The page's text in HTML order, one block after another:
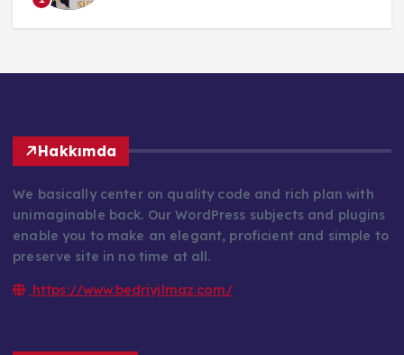
Hakkımda
We basically center on quality code and rich plan with
unimaginable back. Our WordPress subjects and plugins
enable you to make an elegant, proficient and simple to
preserve site in no time at all.
https://www.bedriyilmaz.com/